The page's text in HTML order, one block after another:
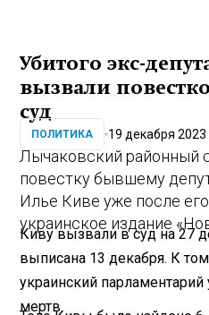
Убитого экс-
вызвали
суд
ПОЛИТИКА 19 декабря 2023
Лычаковский районный
повестку бывшему
Илье Киве уже после
украинское издание
Киву вызвали в суд на 27
выписана 13 декабря. К
украинский
мертв.